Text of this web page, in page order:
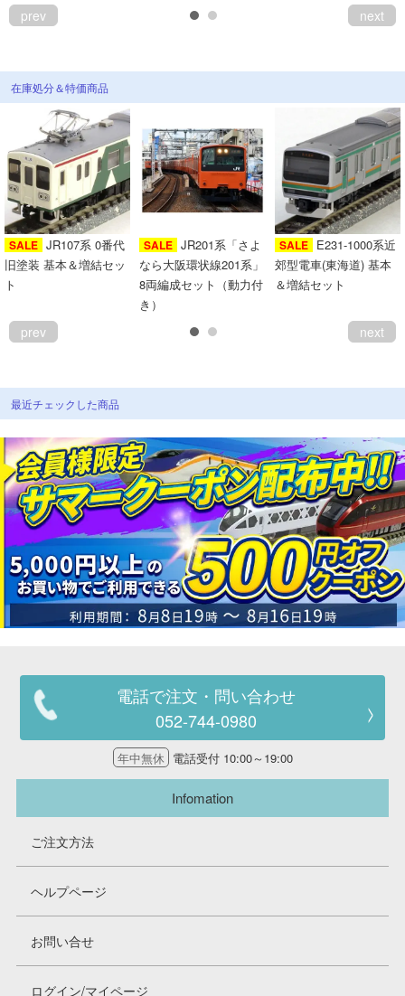
prev next
在庫処分＆特価商品
SALE JR107系 0番代
旧塗装 基本＆増結セッ
ト
SALE JR201系「さよ
なら大阪環状線201系」
8両編成セット（動力付
き）
SALE E231-1000系近
郊型電車(東海道) 基本
＆増結セット
prev next
最近チェックした商品
電話で注文・問い合わせ
052-744-0980
年中無休 電話受付 10:00～19:00
Infomation
ご注文方法
ヘルプページ
お問い合せ
ログイン/マイページ